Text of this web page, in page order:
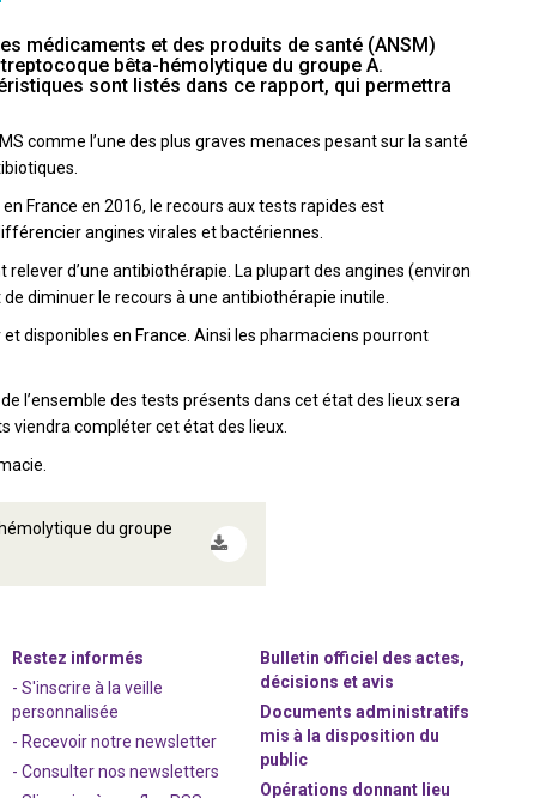
médicaments et des produits de santé (ANSM)
bêta-hémolytique du groupe A.
sont listés dans ce rapport, qui permettra
comme l’une des plus graves menaces pesant sur la santé
France en 2016, le recours aux tests rapides est
angines virales et bactériennes.
d’une antibiothérapie. La plupart des angines (environ
diminuer le recours à une antibiothérapie inutile.
disponibles en France. Ainsi les pharmaciens pourront
l’ensemble des tests présents dans cet état des lieux sera
viendra compléter cet état des lieux.
du groupe
Restez informés
- S'inscrire à la veille
personnalisée
- Recevoir notre newsletter
- Consulter nos newsletters
Bulletin officiel des actes,
décisions et avis
Documents administratifs
mis à la disposition du
public
Opérations donnant lieu